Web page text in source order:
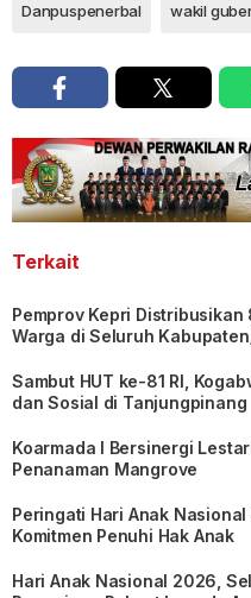
Danpuspenerbal wakil
Terkait
Pemprov Kepri
Warga di Seluruh
Sambut HUT ke-81 RI,
dan Sosial di Tanjungpinang
Koarmada I Bersinergi
Penanaman Mangrove
Peringati Hari Anak
Komitmen Penuhi Hak Anak
Hari Anak Nasional 2026,